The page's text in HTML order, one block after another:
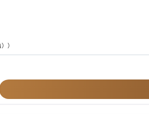
ために欠かせない申請・規制対応を担うポジションで
規制を踏まえた要求整理や技術文書の構築、規制
うすれば安全かつ確実に世に出せるか」を考え抜く点
の関与が事業や医療現場につながっていることを実感
ロセスを段階的に学び、経験に応じて担当国や製品を
場へとステップアップが可能です。
れかの経験
）